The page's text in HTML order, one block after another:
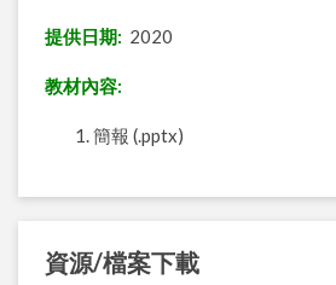
提供日期: 2020
教材內容:
簡報 (.pptx)
資源/檔案下載